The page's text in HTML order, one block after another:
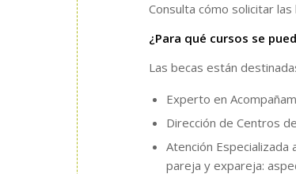
Consulta cómo solicitar
¿Para qué cursos se
Las becas están
Experto en
Dirección de Centros
Atención
pareja y expareja: